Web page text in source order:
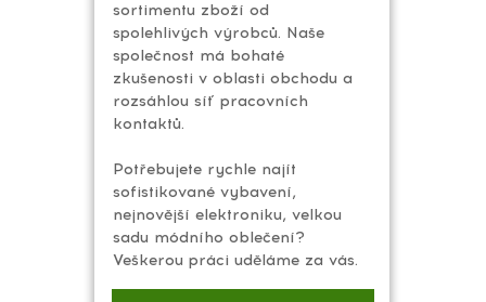
sortimentu zboží od
spolehlivých výrobců. Naše
společnost má bohaté
zkušenosti v oblasti obchodu a
rozsáhlou síť pracovních
kontaktů.
Potřebujete rychle najít
sofistikované vybavení,
nejnovější elektroniku, velkou
sadu módního oblečení?
Veškerou práci uděláme za vás.